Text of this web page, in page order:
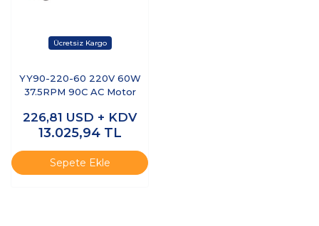
YY90-220-60 220V 60W
37.5RPM 90C AC Motor
226,81 USD + KDV
13.025,94 TL
Sepete Ekle